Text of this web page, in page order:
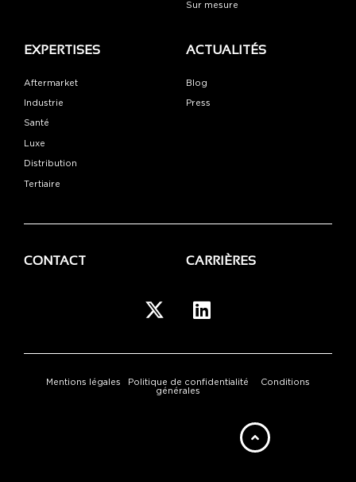
Sur mesure
EXPERTISES
Aftermarket
Industrie
Santé
Luxe
Distribution
Tertiaire
ACTUALITÉS
Blog
Press
CONTACT CARRIÈRES
Mentions légales Politique de confidentialité
Conditions
générales